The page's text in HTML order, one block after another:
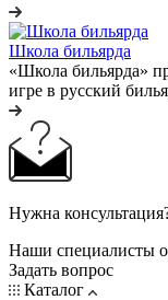
Школа бильярда
«Школа бильярда»
игре в русский
Нужна
Наши специалисты
Задать вопрос
Каталог